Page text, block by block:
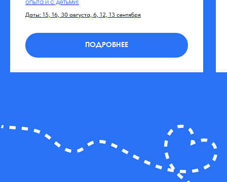
опыта и с детьми!
Даты: 15, 16, 30 августа, 6, 12, 13 сентября
ПОДРОБНЕЕ